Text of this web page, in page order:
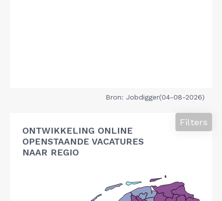
Bron: Jobdigger(04-08-2026)
ONTWIKKELING ONLINE
OPENSTAANDE VACATURES
NAAR REGIO
Filters